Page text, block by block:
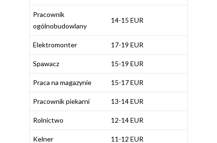
Pracownik
ogólnobudowlany
14-15 EUR
Elektromonter 17-19 EUR
Spawacz 15-19 EUR
Praca na magazynie 15-17 EUR
Pracownik piekarni 13-14 EUR
Rolnictwo 12-14 EUR
Kelner 11-12 EUR